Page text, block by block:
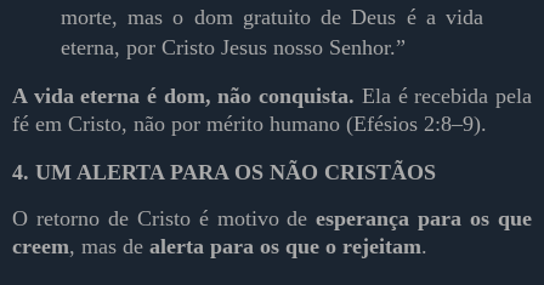
morte, mas o dom gratuito de Deus é a vida
eterna, por Cristo Jesus nosso Senhor.”
A vida eterna é dom, não conquista. Ela é recebida pela
fé em Cristo, não por mérito humano (Efésios 2:8–9).
4. UM ALERTA PARA OS NÃO CRISTÃOS
O retorno de Cristo é motivo deesperança para os que
creem, mas de alerta para os que o rejeitam.